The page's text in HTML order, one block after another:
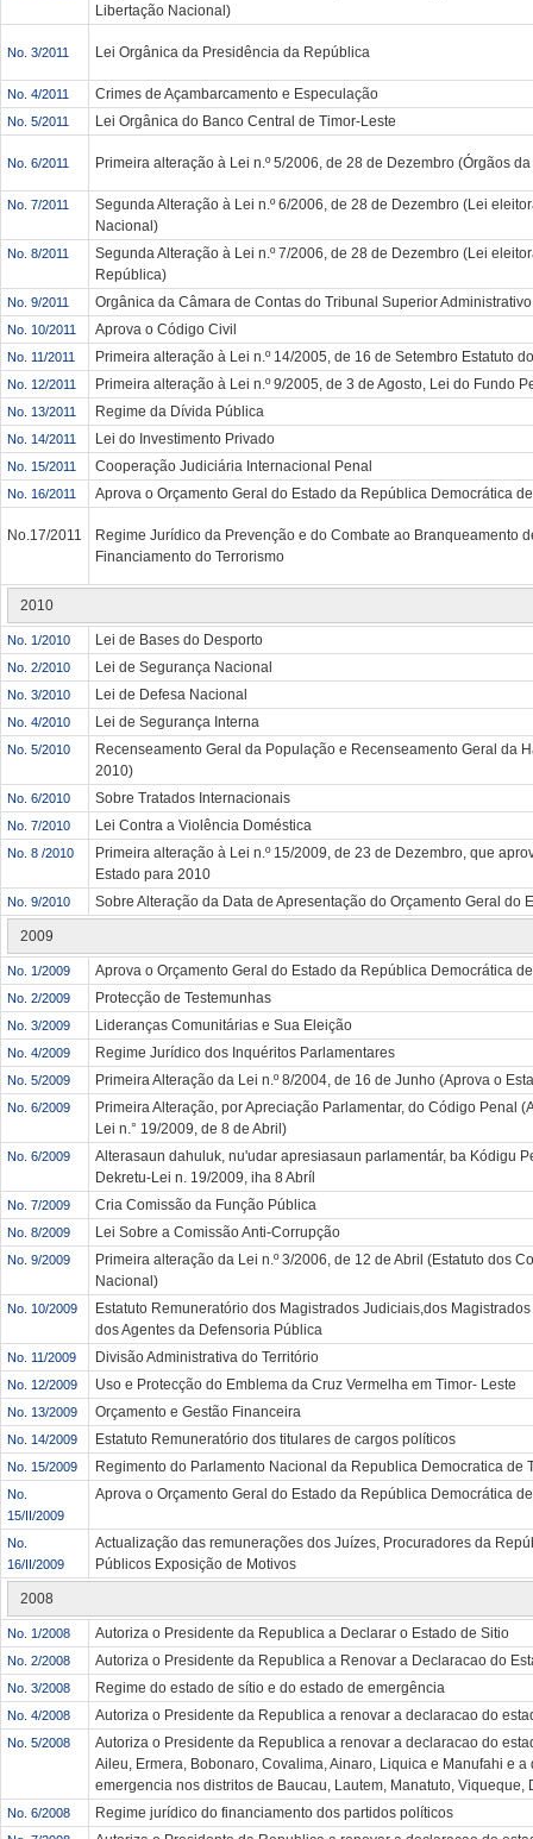
Libertação Nacional)
No. 3/2011 Lei Orgânica da Presidência da República
No. 4/2011 Crimes de Açambarcamento e Especulação
No. 5/2011 Lei Orgânica do Banco Central de Timor-Leste
No. 6/2011 Primeira alteração à Lei n.º 5/2006, de 28 de Dezembro (Órgãos
No. 7/2011
Segunda Alteração à Lei n.º 6/2006, de 28 de Dezembro (Lei
Nacional)
No. 8/2011
Segunda Alteração à Lei n.º 7/2006, de 28 de Dezembro (Lei
República)
No. 9/2011 Orgânica da Câmara de Contas do Tribunal Superior
No. 10/2011 Aprova o Código Civil
No. 11/2011 Primeira alteração à Lei n.º 14/2005, de 16 de Setembro Estatuto
No. 12/2011 Primeira alteração à Lei n.º 9/2005, de 3 de Agosto, Lei do Fundo
No. 13/2011 Regime da Dívida Pública
No. 14/2011 Lei do Investimento Privado
No. 15/2011 Cooperação Judiciária Internacional Penal
No. 16/2011 Aprova o Orçamento Geral do Estado da República Democrática
No.17/2011
Regime Jurídico da Prevenção e do Combate ao Branqueamento
Financiamento do Terrorismo
2010
No. 1/2010 Lei de Bases do Desporto
No. 2/2010 Lei de Segurança Nacional
No. 3/2010 Lei de Defesa Nacional
No. 4/2010 Lei de Segurança Interna
No. 5/2010
Recenseamento Geral da População e Recenseamento Geral da
2010)
No. 6/2010 Sobre Tratados Internacionais
No. 7/2010 Lei Contra a Violência Doméstica
No. 8 /2010
Primeira alteração à Lei n.º 15/2009, de 23 de Dezembro, que
Estado para 2010
No. 9/2010 Sobre Alteração da Data de Apresentação do Orçamento Geral do
2009
No. 1/2009 Aprova o Orçamento Geral do Estado da República Democrática
No. 2/2009 Protecção de Testemunhas
No. 3/2009 Lideranças Comunitárias e Sua Eleição
No. 4/2009 Regime Jurídico dos Inquéritos Parlamentares
No. 5/2009 Primeira Alteração da Lei n.º 8/2004, de 16 de Junho (Aprova o
No. 6/2009
Primeira Alteração, por Apreciação Parlamentar, do Código Penal
Lei n.° 19/2009, de 8 de Abril)
No. 6/2009
Alterasaun dahuluk, nu'udar apresiasaun parlamentár, ba Kódigu
Dekretu-Lei n. 19/2009, iha 8 Abríl
No. 7/2009 Cria Comissão da Função Pública
No. 8/2009 Lei Sobre a Comissão Anti-Corrupção
No. 9/2009
Primeira alteração da Lei n.º 3/2006, de 12 de Abril (Estatuto dos
Nacional)
No. 10/2009
Estatuto Remuneratório dos Magistrados Judiciais,dos
dos Agentes da Defensoria Pública
No. 11/2009 Divisão Administrativa do Território
No. 12/2009 Uso e Protecção do Emblema da Cruz Vermelha em Timor- Leste
No. 13/2009 Orçamento e Gestão Financeira
No. 14/2009 Estatuto Remuneratório dos titulares de cargos políticos
No. 15/2009 Regimento do Parlamento Nacional da Republica Democratica de
No.
15/II/2009
Aprova o Orçamento Geral do Estado da República Democrática
No.
16/II/2009
Actualização das remunerações dos Juízes, Procuradores da
Públicos Exposição de Motivos
2008
No. 1/2008 Autoriza o Presidente da Republica a Declarar o Estado de Sitio
No. 2/2008 Autoriza o Presidente da Republica a Renovar a Declaracao do
No. 3/2008 Regime do estado de sítio e do estado de emergência
No. 4/2008 Autoriza o Presidente da Republica a renovar a declaracao do
No. 5/2008
Autoriza o Presidente da Republica a renovar a declaracao do
Aileu, Ermera, Bobonaro, Covalima, Ainaro, Liquica e Manufahi e a
emergencia nos distritos de Baucau, Lautem, Manatuto, Viqueque,
No. 6/2008 Regime jurídico do financiamento dos partidos políticos